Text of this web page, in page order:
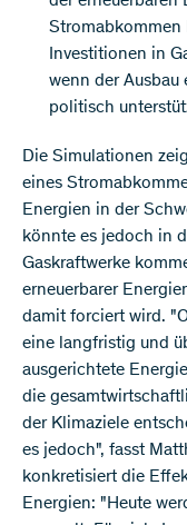
Stromabkommen
Investitionen in
wenn der Ausbau
politisch
Die Simulationen
eines
Energien in der
könnte es jedoch in
Gaskraftwerke
erneuerbarer
damit forciert wird.
eine langfristig und
ausgerichtete
die
der Klimaziele
es jedoch", fasst
konkretisiert die
Energien: "Heute